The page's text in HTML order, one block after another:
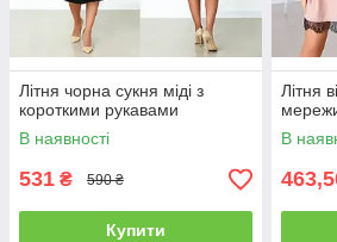
Літня чорна сукня міді з
короткими рукавами
В наявності
531 ₴ 590 ₴
Купити
Літня
В